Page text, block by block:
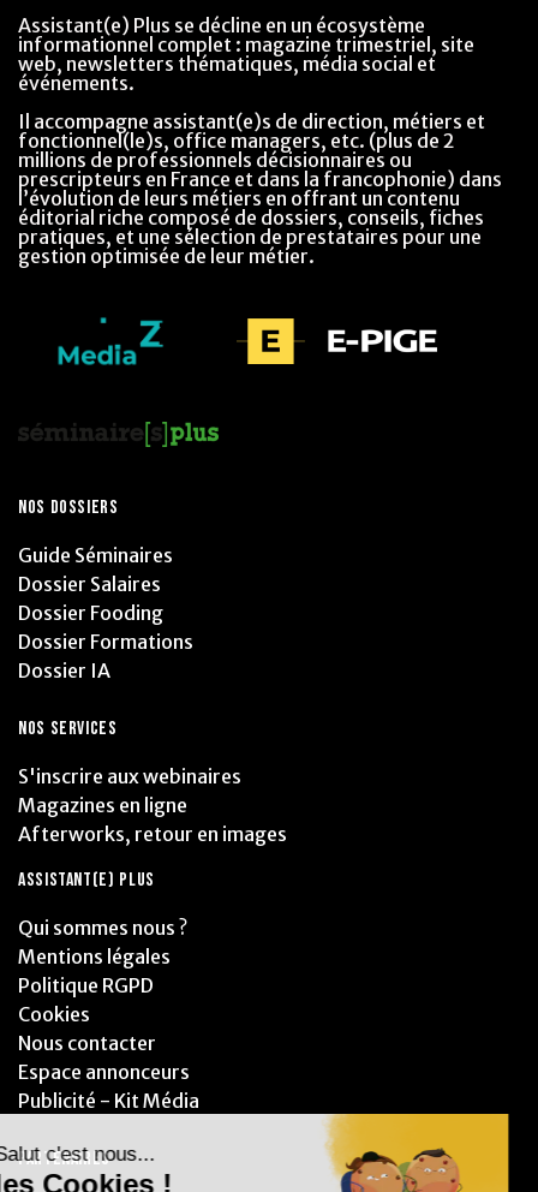
Assistant(e) Plus se décline en un écosystème
informationnel complet : magazine trimestriel, site
web, newsletters thématiques, média social et
événements.
Il accompagne assistant(e)s de direction, métiers et
fonctionnel(le)s, office managers, etc. (plus de 2
millions de professionnels décisionnaires ou
prescripteurs en France et dans la francophonie) dans
l’évolution de leurs métiers en offrant un contenu
éditorial riche composé de dossiers, conseils, fiches
pratiques, et une sélection de prestataires pour une
gestion optimisée de leur métier.
NOS DOSSIERS
Guide Séminaires
Dossier Salaires
Dossier Fooding
Dossier Formations
Dossier IA
NOS SERVICES
S'inscrire aux webinaires
Magazines en ligne
Afterworks, retour en images
ASSISTANT(E) PLUS
Qui sommes nous ?
Mentions légales
Politique RGPD
Cookies
Nous contacter
Espace annonceurs
Publicité - Kit Média
PARTENAIRES